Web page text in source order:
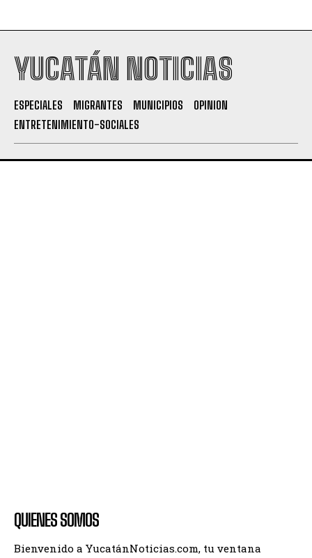
YUCATÁN NOTICIAS
ESPECIALES MIGRANTES MUNICIPIOS
OPINION
ENTRETENIMIENTO-SOCIALES
QUIENES SOMOS
Bienvenido a YucatánNoticias.com, tu ventana